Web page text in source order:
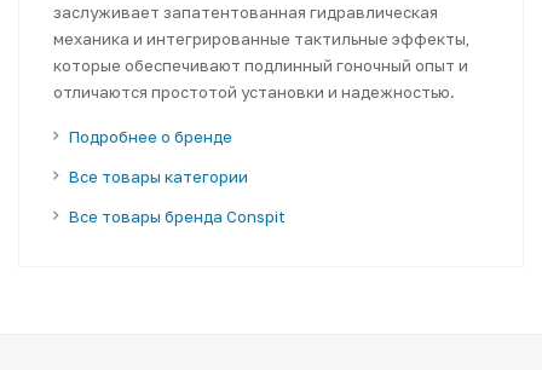
заслуживает запатентованная гидравлическая
механика и интегрированные тактильные эффекты,
которые обеспечивают подлинный гоночный опыт и
отличаются простотой установки и надежностью.
Подробнее о бренде
Все товары категории
Все товары бренда Conspit